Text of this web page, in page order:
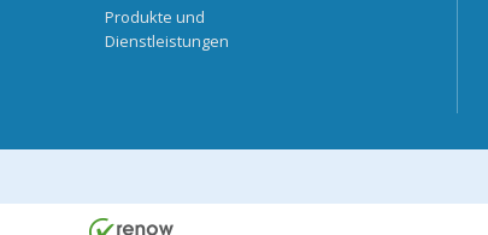
Produkte und
Dienstleistungen